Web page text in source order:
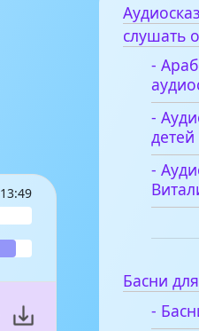
13:49
слушать
-
-
-
Басни
-